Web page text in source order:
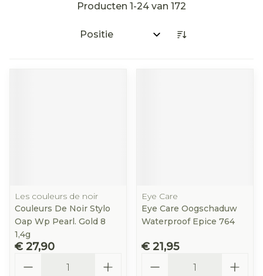
Producten 1-24 van 172
Sorteer op:
Les couleurs de noir
Couleurs De Noir Stylo
Oap Wp Pearl. Gold 8
1,4g
€ 27,90
Eye Care
Eye Care Oogschaduw
Waterproof Epice 764
€ 21,95